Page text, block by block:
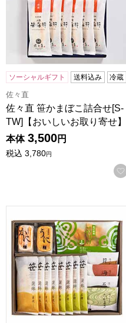
ソーシャルギフト 送料込み 冷蔵
佐々直
佐々直 笹かまぼこ詰合せ[S-
TW]【おいしいお取り寄せ】
本体 3,500円
税込 3,780円